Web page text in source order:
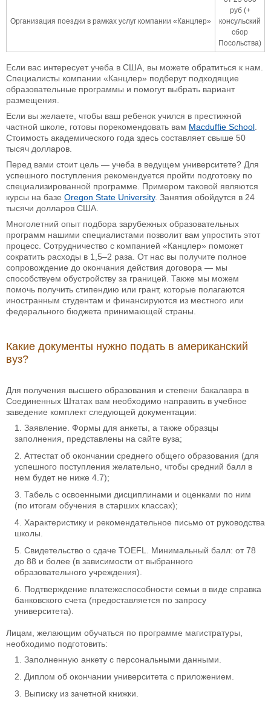
Организация поездки в рамках услуг компании «Канцлер»
руб (+
консульский
сбор
Посольства)
Если вас интересует учеба в США, вы можете обратиться к нам.
Специалисты компании «Канцлер» подберут подходящие
образовательные программы и помогут выбрать вариант
размещения.
Если вы желаете, чтобы ваш ребенок учился в престижной
частной школе, готовы порекомендовать вам Macduffie School.
Стоимость академического года здесь составляет свыше 50
тысяч долларов.
Перед вами стоит цель — учеба в ведущем университете? Для
успешного поступления рекомендуется пройти подготовку по
специализированной программе. Примером таковой являются
курсы на базе Oregon State University. Занятия обойдутся в 24
тысячи долларов США.
Многолетний опыт подбора зарубежных образовательных
программ нашими специалистами позволит вам упростить этот
процесс. Сотрудничество с компанией «Канцлер» поможет
сократить расходы в 1,5–2 раза. От нас вы получите полное
сопровождение до окончания действия договора — мы
способствуем обустройству за границей. Также мы можем
помочь получить стипендию или грант, которые полагаются
иностранным студентам и финансируются из местного или
федерального бюджета принимающей страны.
Какие документы нужно подать в американский
вуз?
Для получения высшего образования и степени бакалавра в
Соединенных Штатах вам необходимо направить в учебное
заведение комплект следующей документации:
Заявление. Формы для анкеты, а также образцы
заполнения, представлены на сайте вуза;
Аттестат об окончании среднего общего образования (для
успешного поступления желательно, чтобы средний балл в
нем будет не ниже 4.7);
Табель с освоенными дисциплинами и оценками по ним
(по итогам обучения в старших классах);
Характеристику и рекомендательное письмо от руководства
школы.
Свидетельство о сдаче TOEFL. Минимальный балл: от 78
до 88 и более (в зависимости от выбранного
образовательного учреждения).
Подтверждение платежеспособности семьи в виде справка
банковского счета (предоставляется по запросу
университета).
Лицам, желающим обучаться по программе магистратуры,
необходимо подготовить:
Заполненную анкету с персональными данными.
Диплом об окончании университета с приложением.
Выписку из зачетной книжки.